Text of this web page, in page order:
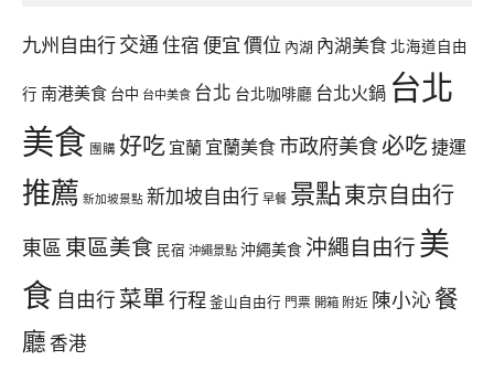
九州自由行 交通 住宿 便宜 價位 內湖 內湖美食 北海道自由
行 南港美食 台中 台中美食 台北 台北咖啡廳 台北火鍋 台北
美食 團購 好吃 宜蘭 宜蘭美食 市政府美食必吃 捷運
推薦 新加坡景點 新加坡自由行 早餐 景點東京自由行
東區 東區美食 民宿 沖繩景點 沖繩美食 沖繩自由行 美
食 自由行 菜單 行程 釜山自由行 門票 開箱 附近 陳小沁 餐
廳 香港